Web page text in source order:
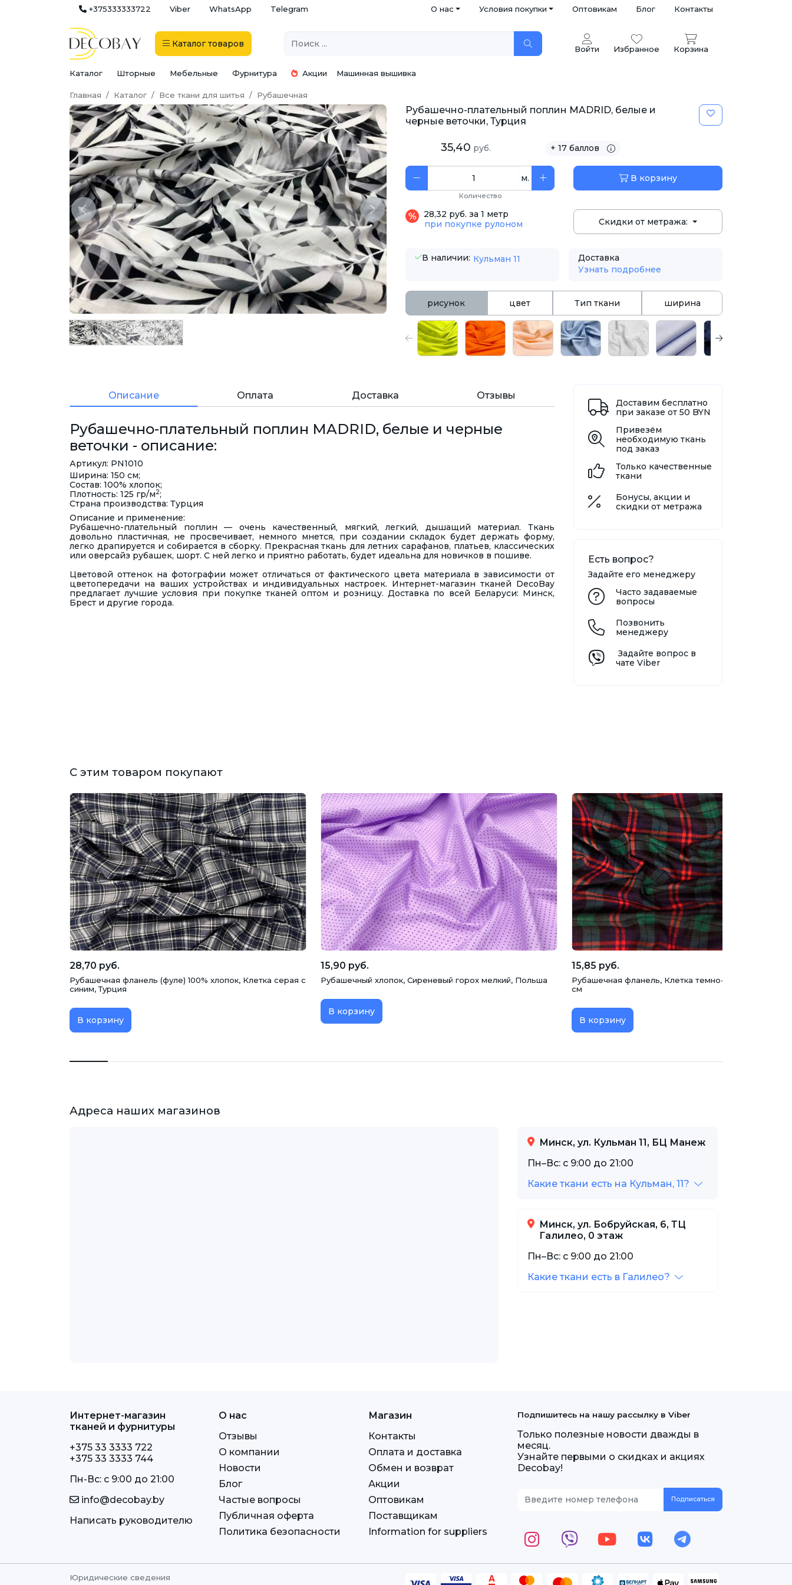
+375333333722 Viber WhatsApp Telegram О нас Условия покупки Оптовикам Блог Контакты
Каталог товаров Войти Избранное Корзина
Каталог Шторные Мебельные Фурнитура Акции Машинная вышивка
Главная Каталог Все ткани для шитья Рубашечная
Previous Next
Рубашечно-плательный поплин MADRID, белые и
черные веточки, Турция
35,40 руб. + 17 баллов
м.
Количество
В корзину
28,32 руб. за 1 метр
при покупке рулоном
Скидки от метража:
В наличии: Кульман 11
Доставка
Узнать подробнее
рисунок цвет Тип ткани ширина
Описание Оплата Доставка Отзывы
Рубашечно-плательный поплин MADRID, белые и черные
веточки - описание:
Артикул: PN1010
Ширина: 150 см;
Состав: 100% хлопок;
Плотность: 125 гр/м2;
Страна производства: Турция
Описание и применение:
Рубашечно-плательный поплин — очень качественный, мягкий, легкий, дышащий материал. Ткань
довольно пластичная, не просвечивает, немного мнется, при создании складок будет держать форму,
легко драпируется и собирается в сборку. Прекрасная ткань для летних сарафанов, платьев, классических
или оверсайз рубашек, шорт. С ней легко и приятно работать, будет идеальна для новичков в пошиве.
Цветовой оттенок на фотографии может отличаться от фактического цвета материала в зависимости от
цветопередачи на ваших устройствах и индивидуальных настроек. Интернет-магазин тканей DecoBay
предлагает лучшие условия при покупке тканей оптом и розницу. Доставка по всей Беларуси: Минск,
Брест и другие города.
Доставим бесплатно
при заказе от 50 BYN
Привезём
необходимую ткань
под заказ
Только качественные
ткани
Бонусы, акции и
скидки от метража
Есть вопрос?
Задайте его менеджеру
Часто задаваемые
вопросы
Позвонить
менеджеру
Задайте вопрос в
чате Viber
С этим товаром покупают
28,70 руб.
Рубашечная фланель (фуле) 100% хлопок, Клетка серая с
синим, Турция
В корзину
15,90 руб.
Рубашечный хлопок, Сиреневый горох мелкий, Польша
В корзину
15,85 руб.
Рубашечная фланель, Клетка темно-зеленая (Т549),
см
В корзину
Адреса наших магазинов
Минск, ул. Кульман 11, БЦ Манеж
Пн–Вс: с 9:00 до 21:00
Какие ткани есть на Кульман, 11?
Минск, ул. Бобруйская, 6, ТЦ
Галилео, 0 этаж
Пн–Вс: с 9:00 до 21:00
Какие ткани есть в Галилео?
Интернет-магазин
тканей и фурнитуры
+375 33 3333 722
+375 33 3333 744
Пн-Вс: c 9:00 до 21:00
info@decobay.by
Написать руководителю
О нас
Отзывы
О компании
Новости
Блог
Частые вопросы
Публичная оферта
Политика безопасности
Магазин
Контакты
Оплата и доставка
Обмен и возврат
Акции
Оптовикам
Поставщикам
Information for suppliers
Подпишитесь на нашу рассылку в Viber
Только полезные новости дважды в
месяц.
Узнайте первыми о скидках и акциях
Decobay!
Юридические сведения